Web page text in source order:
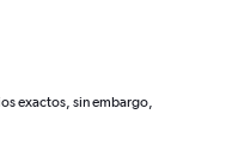
exactos, sin embargo,